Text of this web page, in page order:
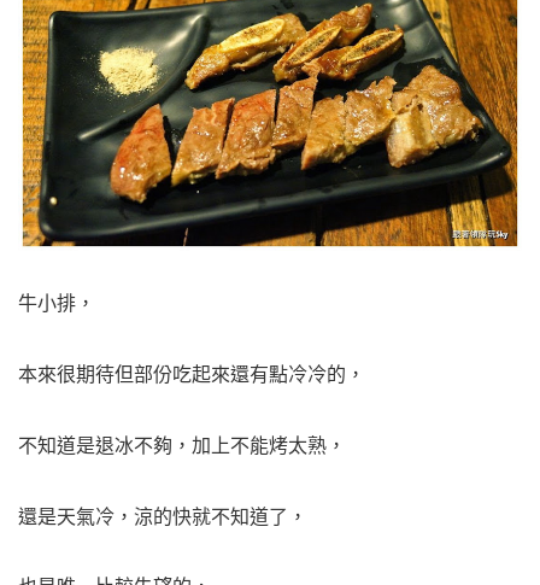
牛小排，
本來很期待但部份吃起來還有點冷冷的，
不知道是退冰不夠，加上不能烤太熟，
還是天氣冷，涼的快就不知道了，